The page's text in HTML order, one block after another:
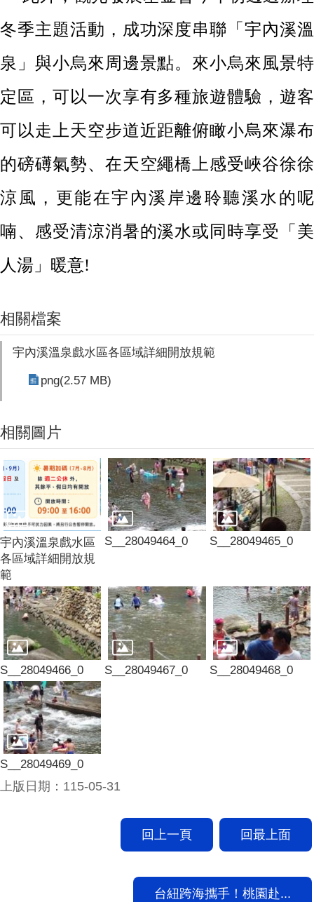
冬季主題活動，成功深度串聯「宇內溪溫
泉」與小烏來周邊景點。來小烏來風景特
定區，可以一次享有多種旅遊體驗，遊客
可以走上天空步道近距離俯瞰小烏來瀑布
的磅礡氣勢、在天空繩橋上感受峽谷徐徐
涼風，更能在宇內溪岸邊聆聽溪水的呢
喃、感受清涼消暑的溪水或同時享受「美
人湯」暖意!
相關檔案
宇內溪溫泉戲水區各區域詳細開放規範
png(2.57 MB)
相關圖片
宇內溪溫泉戲水區
各區域詳細開放規
範
S__28049464_0 S__28049465_0
S__28049466_0 S__28049467_0 S__28049468_0
S__28049469_0
上版日期：115-05-31
回上一頁 回最上面
台紐跨海攜手！桃園赴...